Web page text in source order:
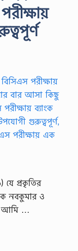
যে প্রকৃতির
নবকুমার ও
আমি …